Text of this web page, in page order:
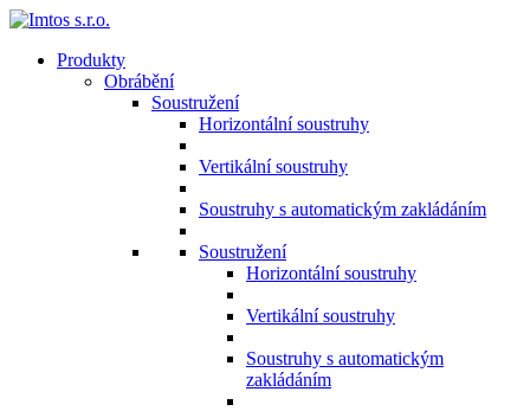
Produkty
Obrábění
Soustružení
Horizontální soustruhy
Vertikální soustruhy
Soustruhy s automatickým zakládáním
Soustružení
Horizontální soustruhy
Vertikální soustruhy
Soustruhy s automatickým
zakládáním